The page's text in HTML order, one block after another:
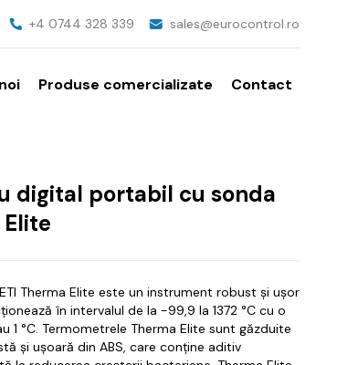
+4 0744 328 339 sales@eurocontrol.ro
Produse comercializate Contact
digital portabil cu sonda
Elite
Therma Elite este un instrument robust și ușor
în intervalul de la -99,9 la 1372 °C cu o
1 °C. Termometrele Therma Elite sunt găzduite
și ușoară din ABS, care conține aditiv